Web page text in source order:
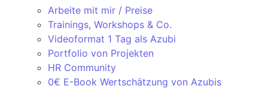
Arbeite mit mir / Preise
Trainings, Workshops & Co.
Videoformat 1 Tag als Azubi
Portfolio von Projekten
HR Community
0€ E-Book Wertschätzung von Azubis